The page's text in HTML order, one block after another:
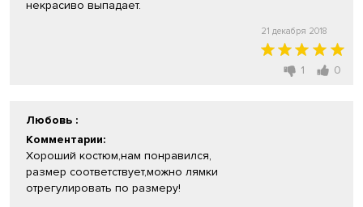
некрасиво выпадает.
21 декабря 2018
1 0
Любовь :
Комментарии:
Хороший костюм,нам понравился,
размер соответствует,можно лямки
отрегулировать по размеру!